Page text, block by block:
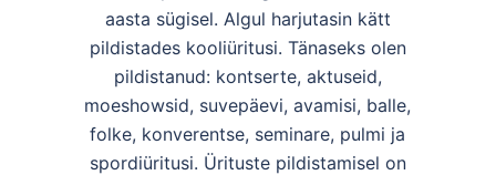
aasta sügisel. Algul harjutasin kätt
pildistades kooliüritusi. Tänaseks olen
pildistanud: kontserte, aktuseid,
moeshowsid, suvepäevi, avamisi, balle,
folke, konverentse, seminare, pulmi ja
spordiüritusi. Ürituste pildistamisel on